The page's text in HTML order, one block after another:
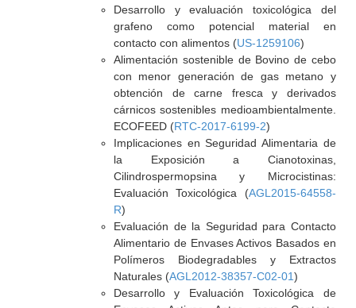
Desarrollo y evaluación toxicológica del
grafeno como potencial material en
contacto con alimentos (US-1259106)
Alimentación sostenible de Bovino de cebo
con menor generación de gas metano y
obtención de carne fresca y derivados
cárnicos sostenibles medioambientalmente.
ECOFEED (RTC-2017-6199-2)
Implicaciones en Seguridad Alimentaria de
la Exposición a Cianotoxinas,
Cilindrospermopsina y Microcistinas:
Evaluación Toxicológica (AGL2015-64558-
R)
Evaluación de la Seguridad para Contacto
Alimentario de Envases Activos Basados en
Polímeros Biodegradables y Extractos
Naturales (AGL2012-38357-C02-01)
Desarrollo y Evaluación Toxicológica de